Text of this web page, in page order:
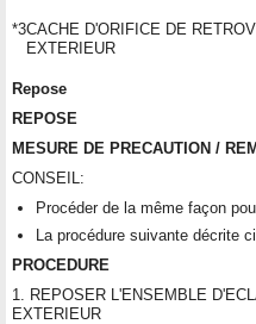
*3CACHE D'ORIFICE DE
EXTERIEUR
Repose
REPOSE
MESURE DE PRECAUTION /
CONSEIL:
Procéder de la même façon
La procédure suivante décrite
PROCEDURE
1. REPOSER L'ENSEMBLE
EXTERIEUR